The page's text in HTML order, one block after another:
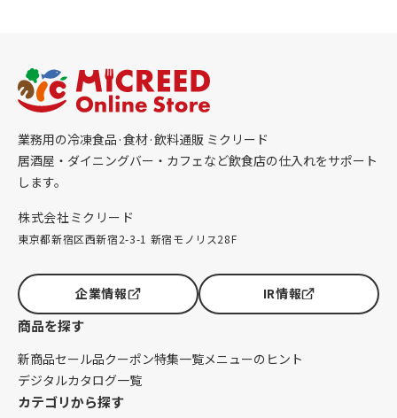
業務用の冷凍食品·食材·飲料通販 ミクリード
居酒屋・ダイニングバー・カフェなど飲食店の仕入れをサポート
します。
株式会社ミクリード
東京都新宿区西新宿2-3-1 新宿モノリス28F
企業情報 IR情報
商品を探す
新商品セール品クーポン特集一覧メニューのヒント
デジタルカタログ一覧
カテゴリから探す